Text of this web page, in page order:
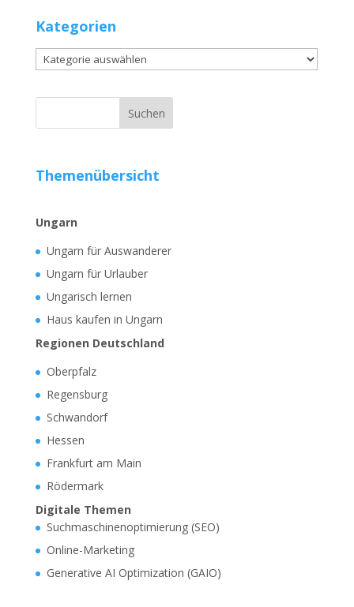
Kategorien
Kategorien
Themenübersicht
Ungarn
Ungarn für Auswanderer
Ungarn für Urlauber
Ungarisch lernen
Haus kaufen in Ungarn
Regionen Deutschland
Oberpfalz
Regensburg
Schwandorf
Hessen
Frankfurt am Main
Rödermark
Digitale Themen
Suchmaschinenoptimierung (SEO)
Online-Marketing
Generative AI Optimization (GAIO)